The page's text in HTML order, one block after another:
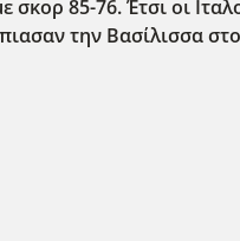
σκορ 85-76. Έτσι οι
την Βασίλισσα